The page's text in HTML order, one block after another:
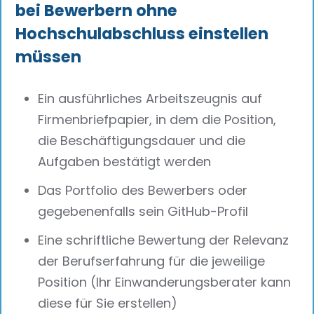
bei Bewerbern ohne
Hochschulabschluss einstellen
müssen
Ein ausführliches Arbeitszeugnis auf
Firmenbriefpapier, in dem die Position,
die Beschäftigungsdauer und die
Aufgaben bestätigt werden
Das Portfolio des Bewerbers oder
gegebenenfalls sein GitHub-Profil
Eine schriftliche Bewertung der Relevanz
der Berufserfahrung für die jeweilige
Position (Ihr Einwanderungsberater kann
diese für Sie erstellen)